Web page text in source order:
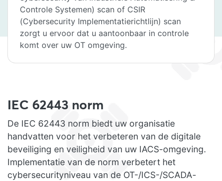
Controle Systemen) scan of CSIR
(Cybersecurity Implementatierichtlijn) scan
zorgt u ervoor dat u aantoonbaar in controle
komt over uw OT omgeving.
IEC 62443 norm
De IEC 62443 norm biedt uw organisatie
handvatten voor het verbeteren van de digitale
beveiliging en veiligheid van uw IACS-omgeving.
Implementatie van de norm verbetert het
cybersecurityniveau van de OT-/ICS-/SCADA-